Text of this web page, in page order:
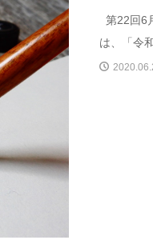
第22回6
は、「令